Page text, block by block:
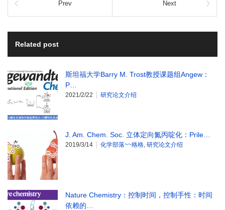
Prev Next
Related post
斯坦福大学Barry M. Trost教授课题组Angew：
P…
2021/2/22 研究论文介绍
J. Am. Chem. Soc. 立体定向氮丙啶化：Prile…
2019/3/14 化学部落~~格格, 研究论文介绍
Nature Chemistry：控制时间，控制手性：时间
依赖的…